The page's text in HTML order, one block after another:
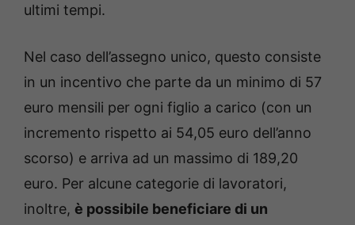
ultimi tempi.
Nel caso dell’assegno unico, questo consiste
in un incentivo che parte da un minimo di 57
euro mensili per ogni figlio a carico (con un
incremento rispetto ai 54,05 euro dell’anno
scorso) e arriva ad un massimo di 189,20
euro. Per alcune categorie di lavoratori,
inoltre, è possibile beneficiare di un